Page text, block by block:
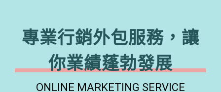
專業行銷外包服務，讓
你業績蓬勃發展
ONLINE MARKETING SERVICE